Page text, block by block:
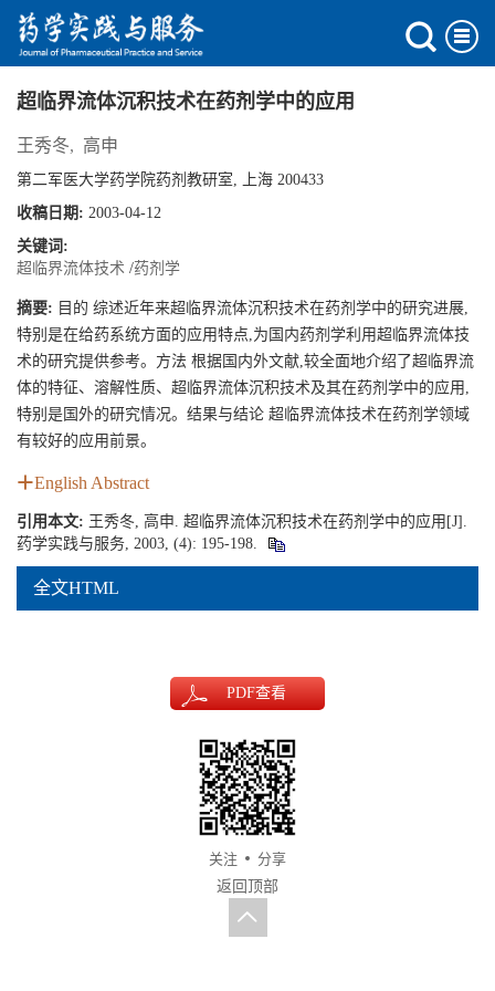
超临界流体沉积技术在药剂学中的应用
王秀冬, 高申
第二军医大学药学院药剂教研室, 上海 200433
收稿日期: 2003-04-12
关键词:
超临界流体技术 /药剂学
摘要: 目的 综述近年来超临界流体沉积技术在药剂学中的研究进展,
特别是在给药系统方面的应用特点,为国内药剂学利用超临界流体技
术的研究提供参考。方法 根据国内外文献,较全面地介绍了超临界流
体的特征、溶解性质、超临界流体沉积技术及其在药剂学中的应用,
特别是国外的研究情况。结果与结论 超临界流体技术在药剂学领域
有较好的应用前景。
English Abstract
引用本文: 王秀冬, 高申. 超临界流体沉积技术在药剂学中的应用[J].
药学实践与服务, 2003, (4): 195-198.
全文HTML
PDF查看
关注
分享
返回顶部